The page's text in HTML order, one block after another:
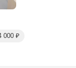
000 ₽